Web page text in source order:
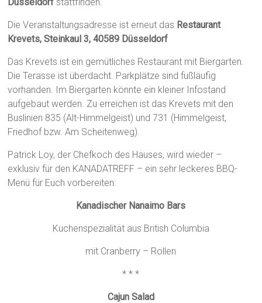
Die Veranstaltungsadresse ist erneut das Restaurant
Krevets, Steinkaul 3, 40589 Düsseldorf
Das Krevets ist ein gemütliches Restaurant mit Biergarten.
Die Terasse ist überdacht. Parkplätze sind fußläufig
vorhanden. Im Biergarten könnte ein kleiner Infostand
aufgebaut werden. Zu erreichen ist das Krevets mit den
Buslinien 835 (Alt-Himmelgeist) und 731 (Himmelgeist,
Friedhof bzw. Am Scheitenweg).
Patrick Loy, der Chefkoch des Hauses, wird wieder –
exklusiv für den KANADATREFF – ein sehr leckeres BBQ-
Menü für Euch vorbereiten:
Kanadischer Nanaimo Bars
Kuchenspezialität aus British Columbia
mit Cranberry – Rollen
* * *
Cajun Salad